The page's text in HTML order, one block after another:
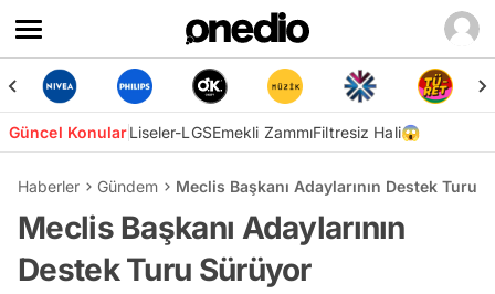
Güncel KonularLiseler-LGSEmekli ZammıFiltresiz Hali😱
Haberler Gündem Meclis Başkanı Adaylarının Destek Turu
Meclis Başkanı Adaylarının
Destek Turu Sürüyor